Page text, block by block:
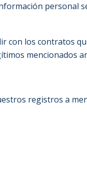
personal
con los contratos
mencionados
registros a